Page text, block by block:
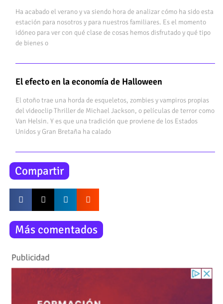
Ha acabado el verano y va siendo hora de analizar cómo ha sido esta
estación para nosotros y para nuestros familiares. Es el momento
idóneo para ver con qué clase de cosas hemos disfrutado y qué tipo
de bienes o
El efecto en la economía de Halloween
El otoño trae una horda de esqueletos, zombies y vampiros propias
del videoclip Thriller de Michael Jackson, o películas de terror como
Van Helsin. Y es que una tradición que proviene de los Estados
Unidos y Gran Bretaña ha calado
Compartir
Más comentados